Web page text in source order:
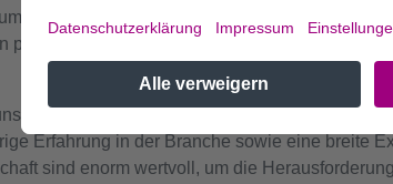
1. Januar 2025 die Position des CEO der
planmäßig in den Ruhestand verlässt.
sehr, dass wir Christoph Müller für diese
Erfahrung in der Branche sowie eine breite
sind enorm wertvoll, um die